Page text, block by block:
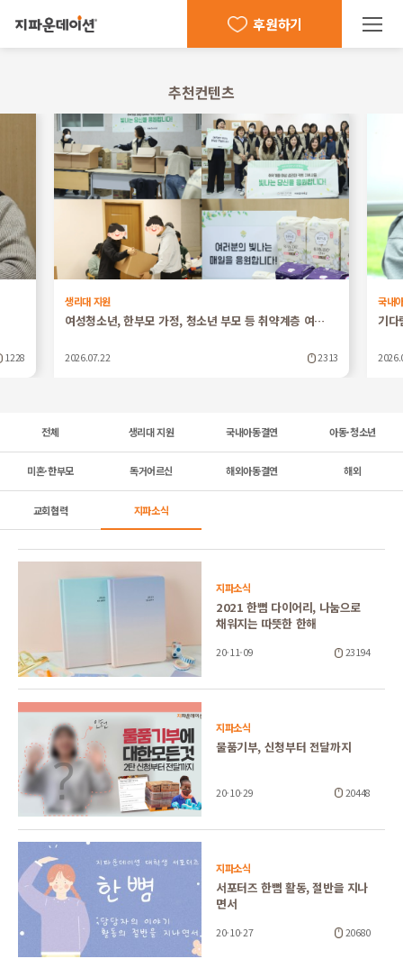
후원하기
추천컨텐츠
1228
생리대 지원
여성청소년, 한부모 가정, 청소년 부모 등 취약계층 여…
2026.07.22 2313
국내
기다
전체 생리대 지원 국내아동결연 아동·청소년
미혼·한부모 독거어르신 해외아동결연 해외
교회협력 지파소식
지파소식
2021 한뼘 다이어리, 나눔으로
채워지는 따뜻한 한해
20-11-09 23194
지파소식
물품기부, 신청부터 전달까지
20-10-29 20448
지파소식
서포터즈 한뼘 활동, 절반을 지나
면서
20-10-27 20680